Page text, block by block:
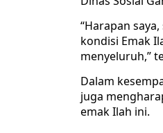
“Harapan
kondisi Emak
menyeluruh,”
Dalam
juga
emak Ilah ini.